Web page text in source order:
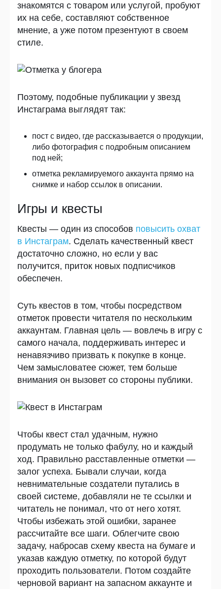
знакомятся с товаром или услугой, пробуют
их на себе, составляют собственное
мнение, а уже потом презентуют в своем
стиле.
Поэтому, подобные публикации у звезд
Инстаграма выглядят так:
пост с видео, где рассказывается о продукции,
либо фотография с подробным описанием
под ней;
отметка рекламируемого аккаунта прямо на
снимке и набор ссылок в описании.
Игры и квесты
Квесты — один из способов повысить охват
в Инстаграм. Сделать качественный квест
достаточно сложно, но если у вас
получится, приток новых подписчиков
обеспечен.
Суть квестов в том, чтобы посредством
отметок провести читателя по нескольким
аккаунтам. Главная цель — вовлечь в игру с
самого начала, поддерживать интерес и
ненавязчиво призвать к покупке в конце.
Чем замысловатее сюжет, тем больше
внимания он вызовет со стороны публики.
Чтобы квест стал удачным, нужно
продумать не только фабулу, но и каждый
ход. Правильно расставленные отметки —
залог успеха. Бывали случаи, когда
невнимательные создатели путались в
своей системе, добавляли не те ссылки и
читатель не понимал, что от него хотят.
Чтобы избежать этой ошибки, заранее
рассчитайте все шаги. Облегчите свою
задачу, набросав схему квеста на бумаге и
указав каждую отметку, по которой будут
проходить пользователи. Потом создайте
черновой вариант на запасном аккаунте и